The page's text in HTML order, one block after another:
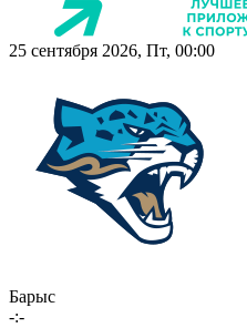
25 сентября 2026, Пт, 00:00
Барыс
-:-